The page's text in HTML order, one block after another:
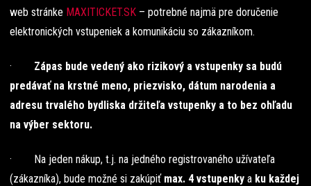
web stránke MAXITICKET.SK – potrebné najmä pre doručenie
elektronických vstupeniek a komunikáciu so zákazníkom.
· Zápas bude vedený ako rizikový a vstupenky sa budú
predávať na krstné meno, priezvisko, dátum narodenia a
adresu trvalého bydliska držiteľa vstupenky a to bez ohľadu
na výber sektoru.
· Na jeden nákup, t.j. na jedného registrovaného užívateľa
(zákazníka), bude možné si zakúpiť max. 4 vstupenky a ku každej